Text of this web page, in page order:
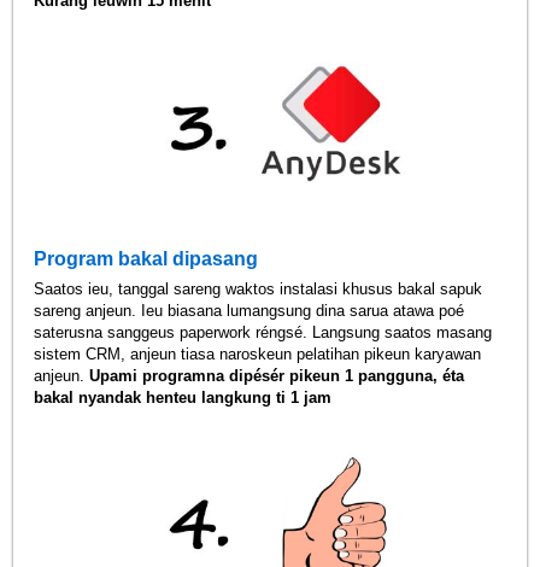
Program bakal dipasang
Saatos ieu, tanggal sareng waktos instalasi khusus bakal sapuk
sareng anjeun. Ieu biasana lumangsung dina sarua atawa poé
saterusna sanggeus paperwork réngsé. Langsung saatos masang
sistem CRM, anjeun tiasa naroskeun pelatihan pikeun karyawan
anjeun.Upami programna dipésér pikeun 1 pangguna, éta
bakal nyandak henteu langkung ti 1 jam